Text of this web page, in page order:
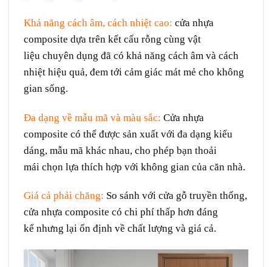
Khả năng cách âm, cách nhiệt cao: cửa nhựa
composite dựa trên kết cấu rỗng cùng vật
liệu chuyên dụng đã có khả năng cách âm và cách
nhiệt hiệu quả, đem tới cảm giác mát mẻ cho không
gian sống.
Đa dạng về mẫu mã và màu sắc: Cửa nhựa
composite có thể được sản xuất với đa dạng kiểu
dáng, mẫu mã khác nhau, cho phép bạn thoải
mái chọn lựa thích hợp với không gian của căn nhà.
Giá cả phải chăng: So sánh với cửa gỗ truyền thống,
cửa nhựa composite có chi phí thấp hơn đáng
kể nhưng lại ổn định về chất lượng và giá cả.